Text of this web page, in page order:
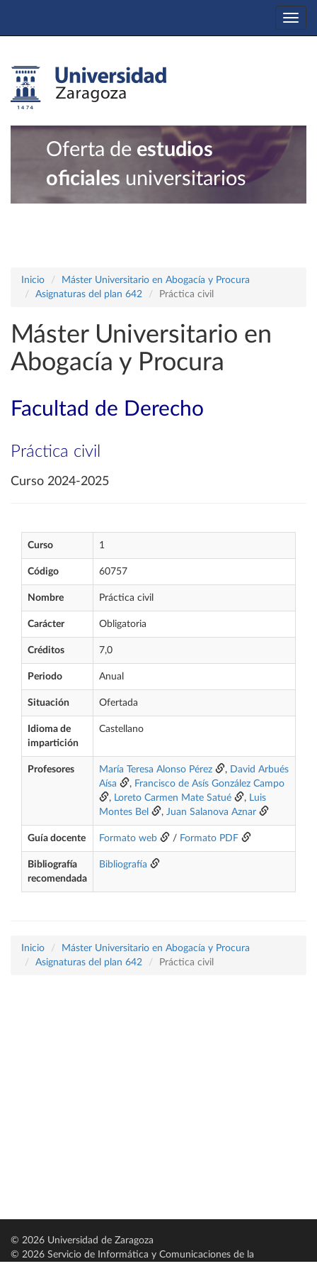
Oferta de estudios
oficiales universitarios
Inicio
Máster Universitario en Abogacía y Procura
Asignaturas del plan 642
Práctica civil
Máster Universitario en
Abogacía y Procura
Facultad de Derecho
Práctica civil
Curso 2024-2025
Curso 1
Código 60757
Nombre Práctica civil
Carácter Obligatoria
Créditos 7,0
Periodo Anual
Situación Ofertada
Idioma de
impartición
Castellano
Profesores María Teresa Alonso Pérez , David Arbués
Aísa
, Francisco de Asís González Campo
, Loreto Carmen Mate Satué , Luis
Montes Bel
, Juan Salanova Aznar
Guía docente Formato web / Formato PDF
Bibliografía
recomendada
Bibliografía
Inicio
Máster Universitario en Abogacía y Procura
Asignaturas del plan 642
Práctica civil
© 2026 Universidad de Zaragoza
© 2026 Servicio de Informática y Comunicaciones de la